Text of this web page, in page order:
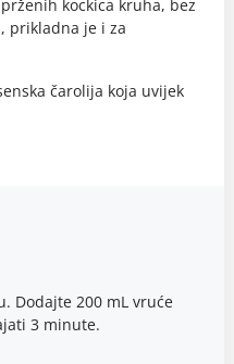
kockica kruha, bez
prikladna je i za
čarolija koja uvijek
Dodajte 200 mL vruće
3 minute.